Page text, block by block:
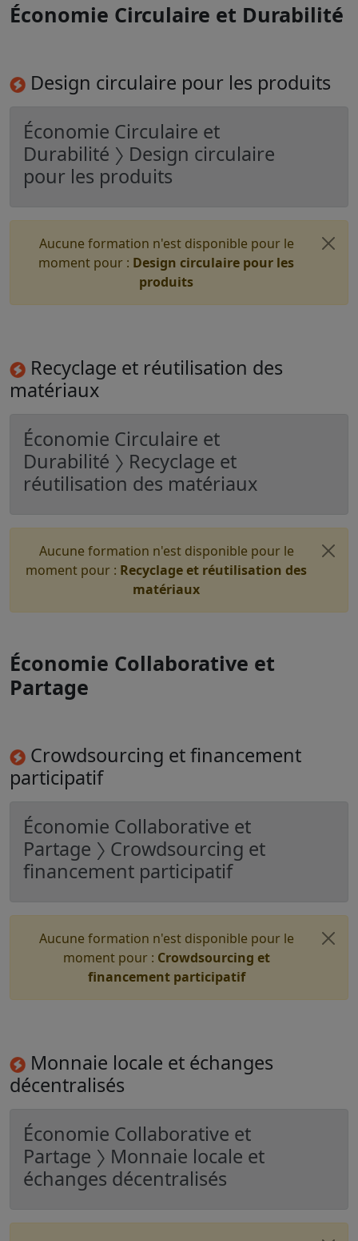
Économie Circulaire et Durabilité
Design circulaire pour les produits
Économie Circulaire et
Durabilité 〉 Design circulaire
pour les produits
Aucune formation n'est disponible pour le
moment pour : Design circulaire pour les
produits
Recyclage et réutilisation des
matériaux
Économie Circulaire et
Durabilité 〉 Recyclage et
réutilisation des matériaux
Aucune formation n'est disponible pour le
moment pour : Recyclage et réutilisation des
matériaux
Économie Collaborative et
Partage
Crowdsourcing et financement
participatif
Économie Collaborative et
Partage 〉 Crowdsourcing et
financement participatif
Aucune formation n'est disponible pour le
moment pour : Crowdsourcing et
financement participatif
Monnaie locale et échanges
décentralisés
Économie Collaborative et
Partage 〉 Monnaie locale et
échanges décentralisés